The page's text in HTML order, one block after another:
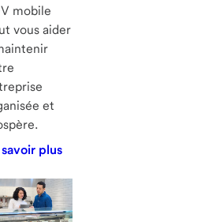
mobile
vous aider
et
plus